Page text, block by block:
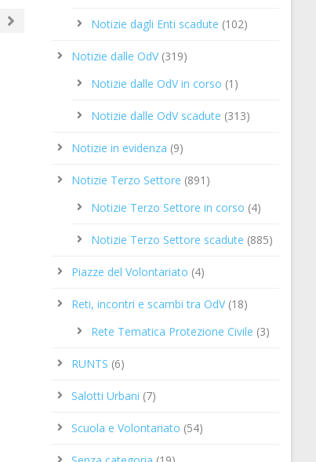
Notizie dagli Enti scadute (102)
Notizie dalle OdV(319)
Notizie dalle OdV in corso (1)
Notizie dalle OdV scadute (313)
Notizie in evidenza (9)
Notizie Terzo Settore (891)
Notizie Terzo Settore in corso (4)
Notizie Terzo Settore scadute (885)
Piazze del Volontariato (4)
Reti, incontri e scambi tra OdV(18)
Rete Tematica Protezione Civile (3)
RUNTS (6)
Salotti Urbani (7)
Scuola e Volontariato (54)